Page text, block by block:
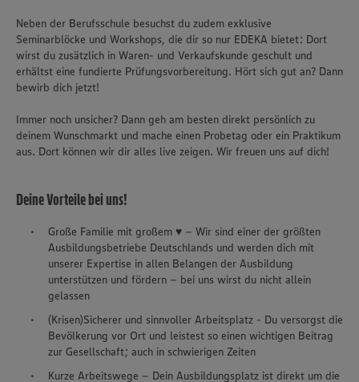
Neben der Berufsschule besuchst du zudem exklusive
Seminarblöcke und Workshops, die dir so nur EDEKA bietet: Dort
wirst du zusätzlich in Waren- und Verkaufskunde geschult und
erhältst eine fundierte Prüfungsvorbereitung. Hört sich gut an? Dann
bewirb dich jetzt!
Immer noch unsicher? Dann geh am besten direkt persönlich zu
deinem Wunschmarkt und mache einen Probetag oder ein Praktikum
aus. Dort können wir dir alles live zeigen. Wir freuen uns auf dich!
Deine Vorteile bei uns!
Große Familie mit großem ♥ – Wir sind einer der größten
Ausbildungsbetriebe Deutschlands und werden dich mit
unserer Expertise in allen Belangen der Ausbildung
unterstützen und fördern – bei uns wirst du nicht allein
gelassen
(Krisen)Sicherer und sinnvoller Arbeitsplatz - Du versorgst die
Bevölkerung vor Ort und leistest so einen wichtigen Beitrag
zur Gesellschaft; auch in schwierigen Zeiten
Kurze Arbeitswege – Dein Ausbildungsplatz ist direkt um die